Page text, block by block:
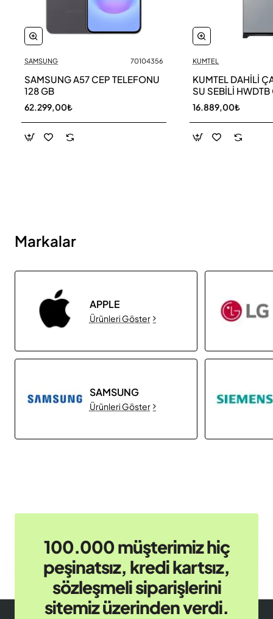
Yeni
SAMSUNG 70104356
SAMSUNG A57 CEP TELEFONU
128 GB
62.299,00₺
KUMTEL
KUMTEL DAHİLİ
SU SEBİLİ
16.889,00₺
Markalar
APPLE
Ürünleri Göster
SAMSUNG
Ürünleri Göster
100.000 müşterimiz hiç
peşinatsız, kredi kartsız,
sözleşmeli siparişlerini
sitemiz üzerinden verdi.